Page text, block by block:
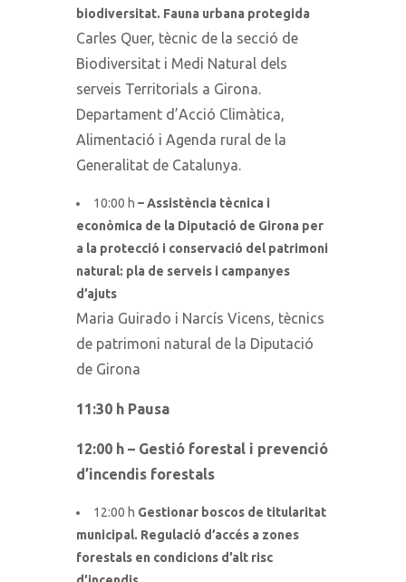
biodiversitat. Fauna urbana protegida
Carles Quer, tècnic de la secció de
Biodiversitat i Medi Natural dels
serveis Territorials a Girona.
Departament d’Acció Climàtica,
Alimentació i Agenda rural de la
Generalitat de Catalunya.
10:00 h – Assistència tècnica i
econòmica de la Diputació de Girona per
a la protecció i conservació del patrimoni
natural: pla de serveis i campanyes
d’ajuts
Maria Guirado i Narcís Vicens, tècnics
de patrimoni natural de la Diputació
de Girona
11:30 h Pausa
12:00 h – Gestió forestal i prevenció
d’incendis forestals
12:00 h Gestionar boscos de titularitat
municipal. Regulació d’accés a zones
forestals en condicions d’alt risc